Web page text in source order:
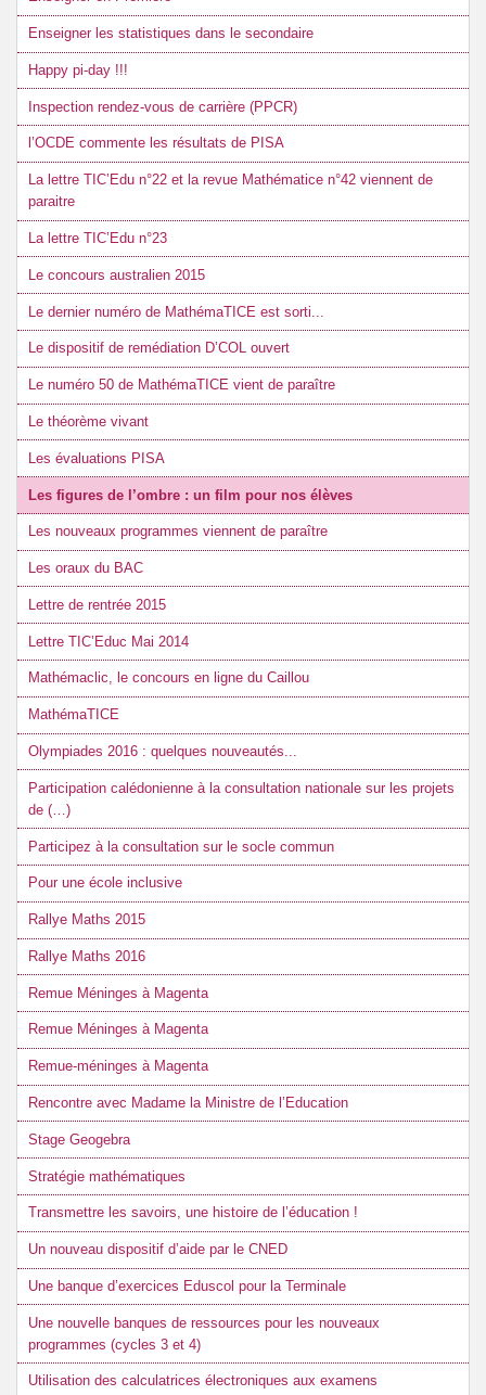
Enseigner les statistiques dans le secondaire
Happy pi-day !!!
Inspection rendez-vous de carrière (PPCR)
l’OCDE commente les résultats de PISA
La lettre TIC’Edu n°22 et la revue Mathématice n°42 viennent de
paraitre
La lettre TIC’Edu n°23
Le concours australien 2015
Le dernier numéro de MathémaTICE est sorti...
Le dispositif de remédiation D’COL ouvert
Le numéro 50 de MathémaTICE vient de paraître
Le théorème vivant
Les évaluations PISA
Les figures de l’ombre : un film pour nos élèves
Les nouveaux programmes viennent de paraître
Les oraux du BAC
Lettre de rentrée 2015
Lettre TIC’Educ Mai 2014
Mathémaclic, le concours en ligne du Caillou
MathémaTICE
Olympiades 2016 : quelques nouveautés...
Participation calédonienne à la consultation nationale sur les projets
de (…)
Participez à la consultation sur le socle commun
Pour une école inclusive
Rallye Maths 2015
Rallye Maths 2016
Remue Méninges à Magenta
Remue Méninges à Magenta
Remue-méninges à Magenta
Rencontre avec Madame la Ministre de l’Education
Stage Geogebra
Stratégie mathématiques
Transmettre les savoirs, une histoire de l’éducation !
Un nouveau dispositif d’aide par le CNED
Une banque d’exercices Eduscol pour la Terminale
Une nouvelle banques de ressources pour les nouveaux
programmes (cycles 3 et 4)
Utilisation des calculatrices électroniques aux examens